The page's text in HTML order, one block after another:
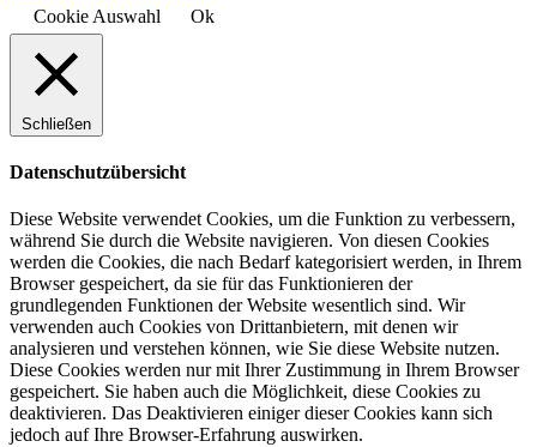
Cookie Auswahl
Ok
Schließen
Datenschutzübersicht
Diese Website verwendet Cookies, um die Funktion zu verbessern,
während Sie durch die Website navigieren. Von diesen Cookies
werden die Cookies, die nach Bedarf kategorisiert werden, in Ihrem
Browser gespeichert, da sie für das Funktionieren der
grundlegenden Funktionen der Website wesentlich sind. Wir
verwenden auch Cookies von Drittanbietern, mit denen wir
analysieren und verstehen können, wie Sie diese Website nutzen.
Diese Cookies werden nur mit Ihrer Zustimmung in Ihrem Browser
gespeichert. Sie haben auch die Möglichkeit, diese Cookies zu
deaktivieren. Das Deaktivieren einiger dieser Cookies kann sich
jedoch auf Ihre Browser-Erfahrung auswirken.